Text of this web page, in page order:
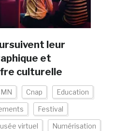
leur
et
culturelle
Cnap Education
Festival
virtuel Numérisation